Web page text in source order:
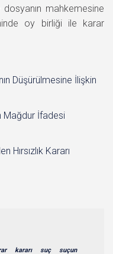
dosyanın mahkemesine
oy birliği ile karar
Düşürülmesine İlişkin
Mağdur İfadesi
Hırsızlık Kararı
kararı suç suçun